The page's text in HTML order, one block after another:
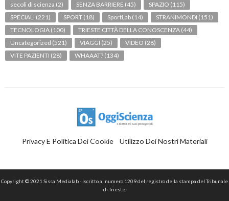
secoli di scienza (2) SENZA BARRIERE (45) SPAZIO (115)
SPECIALI (221) SPORT (18) SportLab (14) STRANIMONDI (151)
TECNOLOGIA (100) TRIESTE CITTÀ DELLA CONOSCENZA (44)
Uncategorized (521) VIAGGI (25) VIDEO (28)
VITE PAZIENTI (28) WHAAAT? (134)
Privacy E Politica Dei Cookie Utilizzo Dei Nostri Materiali
Copyright © 2021 Sissa Medialab - Iscritto al numero 1209 del registro della stampa del Tribunale
di Trieste.